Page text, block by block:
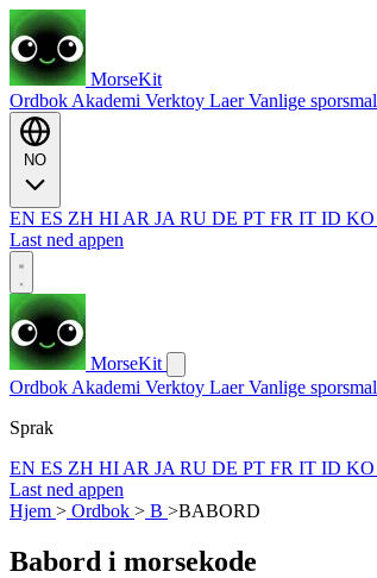
MorseKit
Ordbok Akademi Verktoy LaerVanlige sporsmal
EN ES ZH HI AR JA RU DE PT FR IT ID KO
Last ned appen
MorseKit
Ordbok Akademi Verktoy LaerVanlige sporsmal
Sprak
EN ES ZH HI AR JA RU DE PT FR IT ID KO
Last ned appen
Hjem > Ordbok > B >BABORD
Babord i morsekode